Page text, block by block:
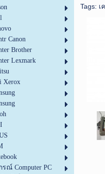
Canon
Brother
Lexmark
Xerox
ณ์ Computer PC
Tags: เ